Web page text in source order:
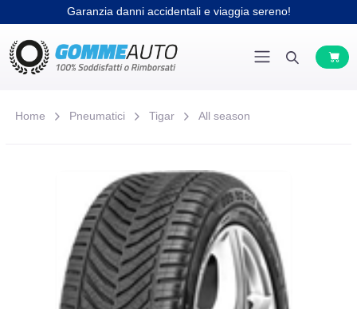
Garanzia danni accidentali e viaggia sereno!
Home Pneumatici Tigar All season